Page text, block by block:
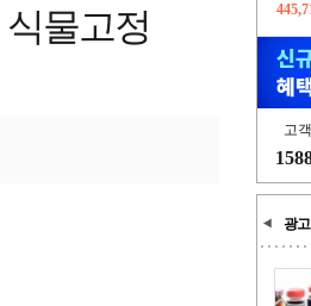
고
광고
물고정